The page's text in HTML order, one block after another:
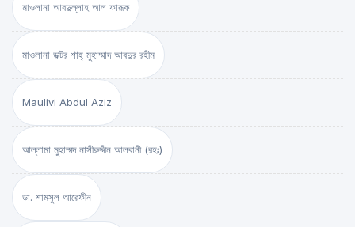
মাওলানা আবদুল্লাহ আল ফারূক
মাওলানা ডক্টর শাহ্‌ মুহাম্মাদ আবদুর রহীম
Maulivi Abdul Aziz
আল্লামা মুহাম্মদ নাসীরুদ্দীন আলবানী (রহঃ)
ডা. শামসুল আরেফীন